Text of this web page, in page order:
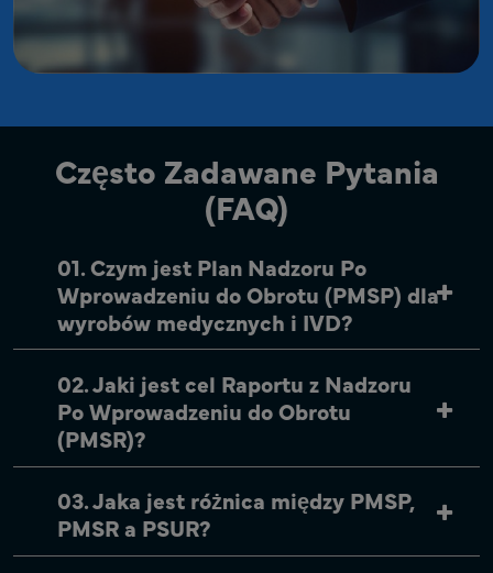
Często Zadawane Pytania
(FAQ)
01. Czym jest Plan Nadzoru Po
Wprowadzeniu do Obrotu (PMSP) dla
wyrobów medycznych i IVD?
02. Jaki jest cel Raportu z Nadzoru
Po Wprowadzeniu do Obrotu
(PMSR)?
03. Jaka jest różnica między PMSP,
PMSR a PSUR?